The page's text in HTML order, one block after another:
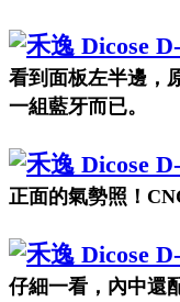
看到面板左半邊，
一組藍牙而已。
正面的氣勢照！
仔細一看，內中還